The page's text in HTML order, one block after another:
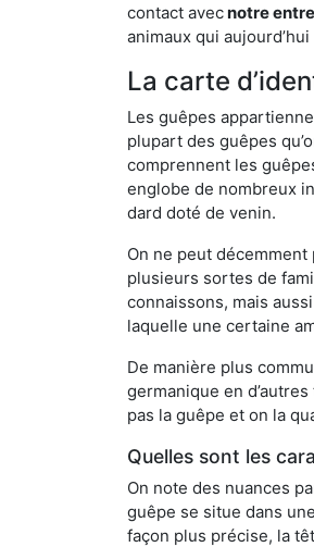
contact avecnotre
animaux qui
La carte
Les guêpes
plupart des guêpes
comprennent les
englobe de nombreux
dard doté de venin.
On ne peut
plusieurs sortes de
connaissons, mais
laquelle une certaine
De manière plus
germanique en
pas la guêpe et on la
Quelles sont les
On note des nuances
guêpe se situe dans
façon plus précise, la